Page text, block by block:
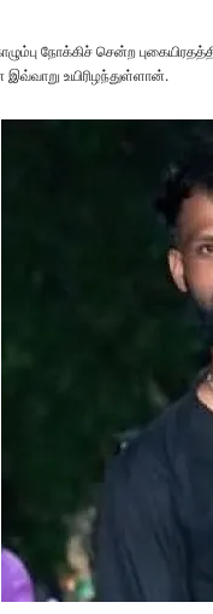
நோக்கிச் சென்ற
உயிரிழந்துள்ளான்.